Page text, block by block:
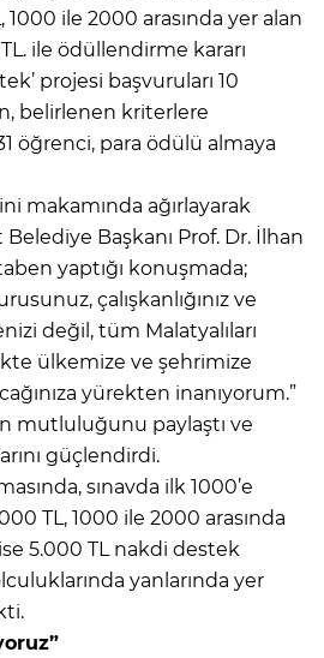
ile 2000 arasında yer alan
ile ödüllendirme kararı
projesi başvuruları 10
belirlenen kriterlere
öğrenci, para ödülü almaya
makamında ağırlayarak
Başkanı Prof. Dr. İlhan
yaptığı konuşmada;
çalışkanlığınız ve
değil, tüm Malatyalıları
ülkemize ve şehrimize
yürekten inanıyorum.”
mutluluğunu paylaştı ve
güçlendirdi.
sınavda ilk 1000’e
TL, 1000 ile 2000 arasında
5.000 TL nakdi destek
yanlarında yer